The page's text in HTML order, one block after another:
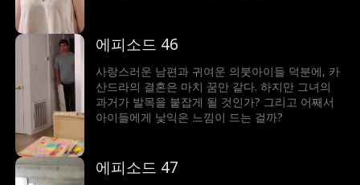
에피소드 46
사랑스러운 남편과 귀여운 의붓아이들 덕분에, 카
산드라의 결혼은 마치 꿈만 같다. 하지만 그녀의
과거가 발목을 붙잡게 될 것인가? 그리고 어째서
아이들에게 낯익은 느낌이 드는 걸까?
에피소드 47